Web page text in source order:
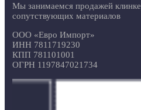
Мы занимаемся продажей
сопутствующих материалов
ООО «Евро Импорт»
ИНН 7811719230
КПП 781101001
ОГРН 1197847021734